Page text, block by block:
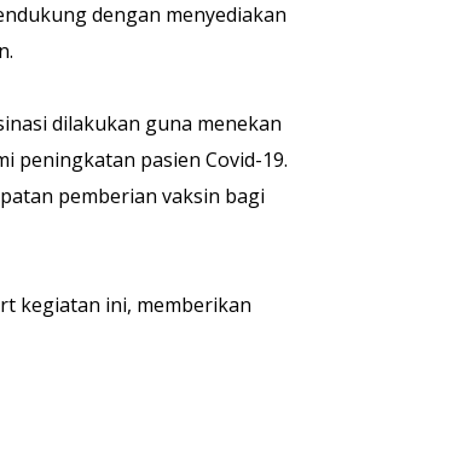
dengan menyediakan
dilakukan guna menekan
peningkatan pasien Covid-19.
pemberian vaksin bagi
kegiatan ini, memberikan